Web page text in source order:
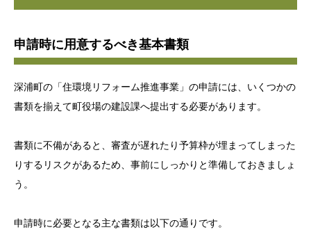
申請時に用意するべき基本書類
深浦町の「住環境リフォーム推進事業」の申請には、いくつかの
書類を揃えて町役場の建設課へ提出する必要があります。
書類に不備があると、審査が遅れたり予算枠が埋まってしまった
りするリスクがあるため、事前にしっかりと準備しておきましょ
う。
申請時に必要となる主な書類は以下の通りです。